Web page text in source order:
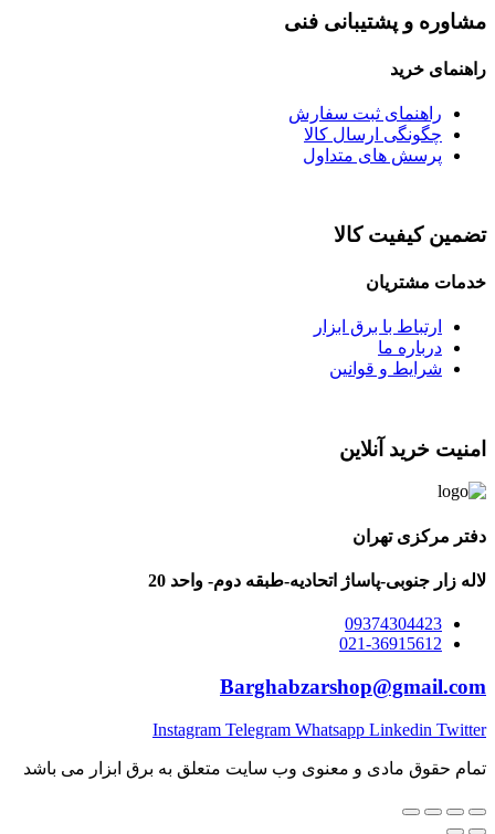
و پشتیبانی فنی
خرید
ثبت سفارش
ارسال کالا
های متداول
کالا
با برق ابزار
ما
و قوانین
آنلاین
تهران
جنوبی-پاساژ اتحادیه-طبقه دوم- واحد 20
021-
Instagram Telegram Whatsapp Linkedin
مادی و معنوی وب سایت متعلق به برق ابزار می باشد